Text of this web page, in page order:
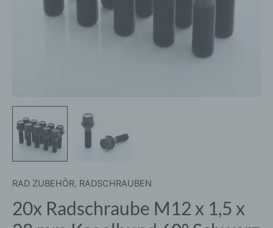
RAD ZUBEHÖR, RADSCHRAUBEN
20x Radschraube M12 x 1,5 x